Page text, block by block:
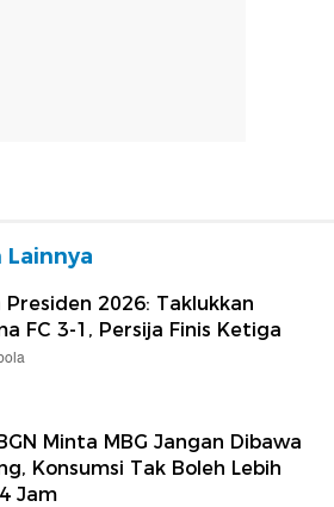
Presiden 2026: Taklukkan
FC 3-1, Persija Finis Ketiga
Minta MBG Jangan Dibawa
Konsumsi Tak Boleh Lebih
Jam